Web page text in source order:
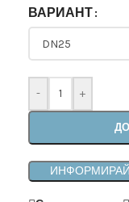
ВАРИАНТ
- +